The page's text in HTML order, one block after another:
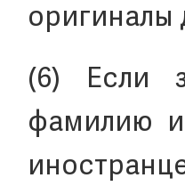
оригиналы
(6) Если
фамилию